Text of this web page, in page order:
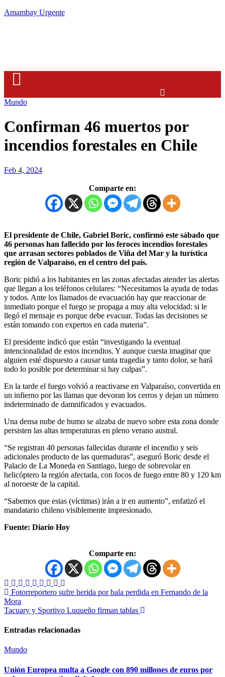
Amambay Urgente
Menu
Mundo
Confirman 46 muertos por
incendios forestales en Chile
Feb 4, 2024
Comparte en:
El presidente de Chile, Gabriel Boric, confirmó este sábado que
46 personas han fallecido por los feroces incendios forestales
que arrasan sectores poblados de Viña del Mar y la turística
región de Valparaíso, en el centro del país.
Boric pidió a los habitantes en las zonas afectadas atender las alertas
que llegan a los teléfonos celulares: “Necesitamos la ayuda de todas
y todos. Ante los llamados de evacuación hay que reaccionar de
inmediato porque el fuego se propaga a muy alta velocidad: si le
llegó el mensaje es porque debe evacuar. Todas las decisiones se
están tomando con expertos en cada materia”.
El presidente indicó que están “investigando la eventual
intencionalidad de estos incendios. Y aunque cuesta imaginar que
alguien esté dispuesto a causar tanta tragedia y tanto dolor, se hará
todo lo posible por determinar si hay culpas”.
En la tarde el fuego volvió a reactivarse en Valparaíso, convertida en
un infierno por las llamas que devoran los cerros y dejan un número
indeterminado de damnificados y evacuados.
Una densa nube de humo se alzaba de nuevo sobre esta zona donde
persisten las altas temperaturas en pleno verano austral.
“Se registran 40 personas fallecidas durante el incendio y seis
adicionales producto de las quemaduras”, aseguró Boric desde el
Palacio de La Moneda en Santiago, luego de sobrevolar en
helicóptero la región afectada, con focos de fuego entre 80 y 120 km
al noroeste de la capital.
“Sabemos que estas (víctimas) irán a ir en aumento”, enfatizó el
mandatario chileno visiblemente impresionado.
Fuente: Diario Hoy
Comparte en:
Navegación
de
Fotorreportero sufre herida por bala perdida en Fernando de la
Mora
Tacuary y Sportivo Luqueño firman tablas
Entradas relacionadas
Mundo
Unión Europea multa a Google con 890 millones de euros por